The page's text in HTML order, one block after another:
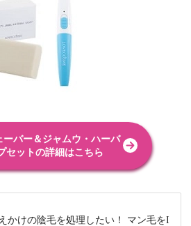
ーバー＆ジャムウ・ハーバ
セットの詳細はこちら
かけの陰毛を処理したい！ マン毛をI